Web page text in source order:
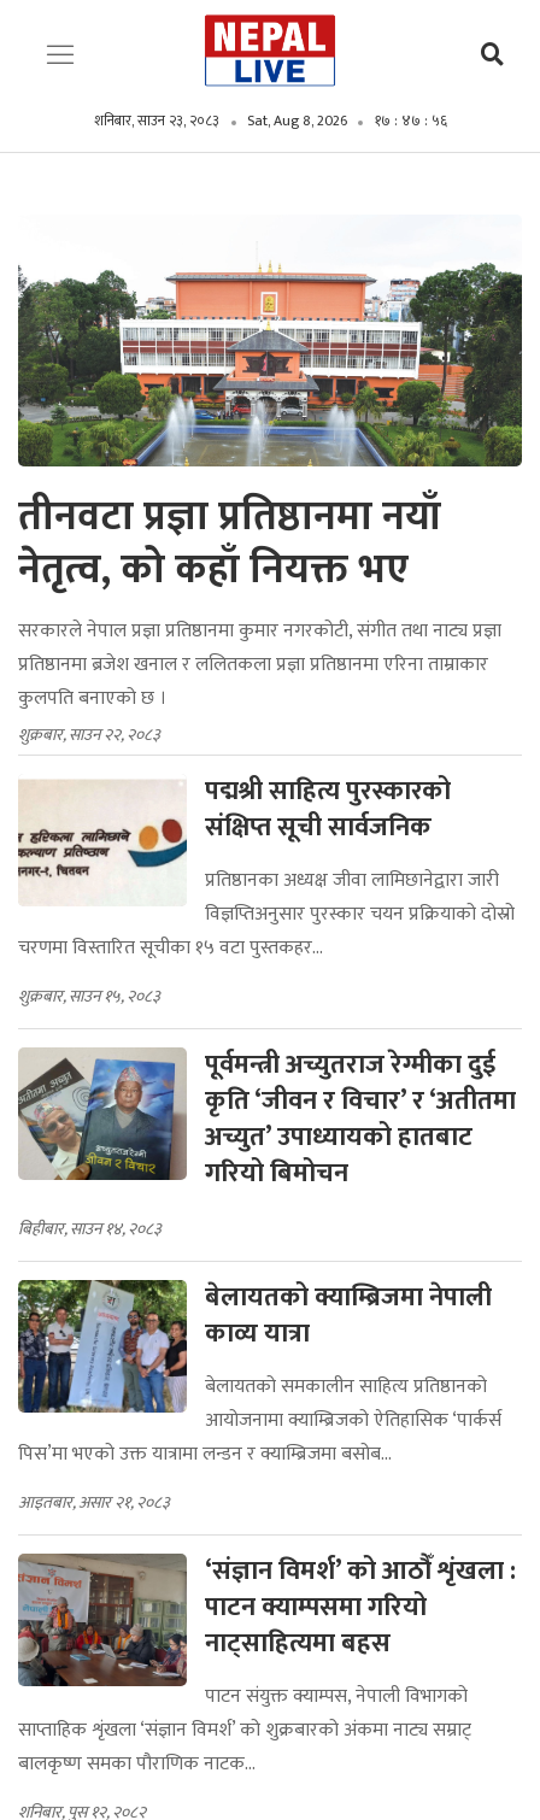
शनिबार, साउन २३, २०८३ Sat, Aug 8, 2026
१७ : ४७ :
५७
तीनवटा प्रज्ञा प्रतिष्ठानमा नयाँ
नेतृत्व, को कहाँ नियक्त भए
सरकारले नेपाल प्रज्ञा प्रतिष्ठानमा कुमार नगरकोटी, संगीत तथा नाट्य प्रज्ञा
प्रतिष्ठानमा ब्रजेश खनाल र ललितकला प्रज्ञा प्रतिष्ठानमा एरिना ताम्राकार
कुलपति बनाएको छ ।
शुक्रबार, साउन २२, २०८३
पद्मश्री साहित्य पुरस्कारको
संक्षिप्त सूची सार्वजनिक
प्रतिष्ठानका अध्यक्ष जीवा लामिछानेद्वारा जारी
विज्ञप्तिअनुसार पुरस्कार चयन प्रक्रियाको दोस्रो
चरणमा विस्तारित सूचीका १५ वटा पुस्तकहर...
शुक्रबार, साउन १५, २०८३
पूर्वमन्त्री अच्युतराज रेग्मीका दुई
कृति ‘जीवन र विचार’ र ‘अतीतमा
अच्युत’ उपाध्यायको हातबाट
बिहीबार, साउन १४, २०८३
बेलायतको क्याम्ब्रिजमा नेपाली
काव्य यात्रा
बेलायतको समकालीन साहित्य प्रतिष्ठानको
आयोजनामा क्याम्ब्रिजको ऐतिहासिक ‘पार्कर्स
पिस’मा भएको उक्त यात्रामा लन्डन र क्याम्ब्रिजमा बसोब...
आइतबार, असार २१, २०८३
‘संज्ञान विमर्श’ को आठौँ शृंखला :
पाटन क्याम्पसमा गरियो
नाट्साहित्यमा बहस
पाटन संयुक्त क्याम्पस, नेपाली विभागको
साप्ताहिक शृंखला ‘संज्ञान विमर्श’ को शुक्रबारको अंकमा नाट्य सम्राट्
बालकृष्ण समका पौराणिक नाटक...